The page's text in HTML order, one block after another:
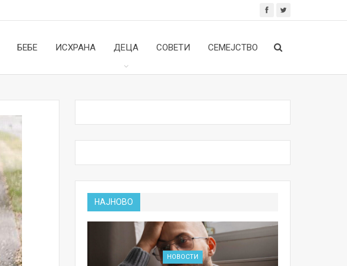
БЕБЕ ИСХРАНА ДЕЦА СОВЕТИ СЕМЕЈСТВО
НАЈНОВО
НОВОСТИ